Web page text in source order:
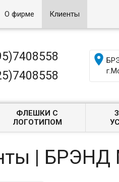
О фирме Клиенты

ФЛЕШКИ С
ЛОГОТИПОМ
|